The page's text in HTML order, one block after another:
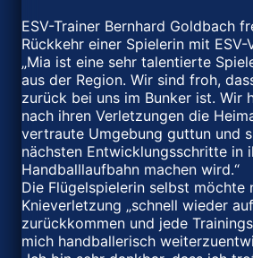
ESV-Trainer Bernhard Goldbach
Rückkehr einer Spielerin mit ESV-
„Mia ist eine sehr talentierte
aus der Region. Wir sind froh,
zurück bei uns im Bunker ist. Wir
nach ihren Verletzungen die
vertraute Umgebung guttun und
nächsten Entwicklungsschritte in
Handballlaufbahn machen wird.“
Die Flügelspielerin selbst möchte
Knieverletzung „schnell wieder
zurückkommen und jede
mich handballerisch